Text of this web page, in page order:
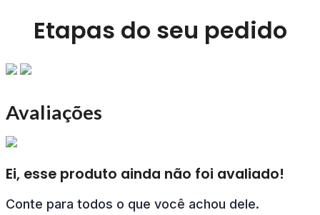
Etapas do seu pedido
Avaliações
Ei, esse produto ainda não foi avaliado!
Conte para todos o que você achou dele.